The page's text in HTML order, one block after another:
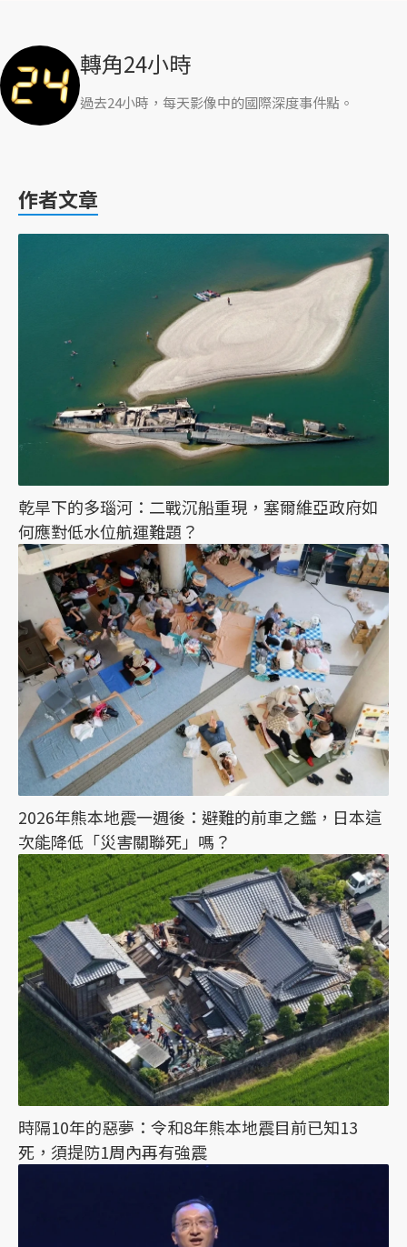
轉角24小時
過去24小時，每天影像中的國際深度事件點。
作者文章
乾旱下的多瑙河：二戰沉船重現，塞爾維亞政府如
何應對低水位航運難題？
2026年熊本地震一週後：避難的前車之鑑，日本這
次能降低「災害關聯死」嗎？
時隔10年的惡夢：令和8年熊本地震目前已知13
死，須提防1周內再有強震